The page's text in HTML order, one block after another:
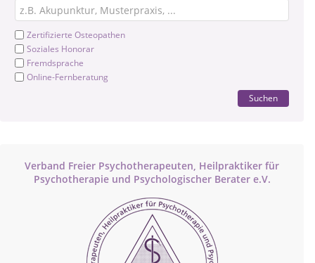
Zertifizierte Osteopathen
Soziales Honorar
Fremdsprache
Online-Fernberatung
Suchen
Verband Freier Psychotherapeuten, Heilpraktiker für
Psychotherapie und Psychologischer Berater e.V.